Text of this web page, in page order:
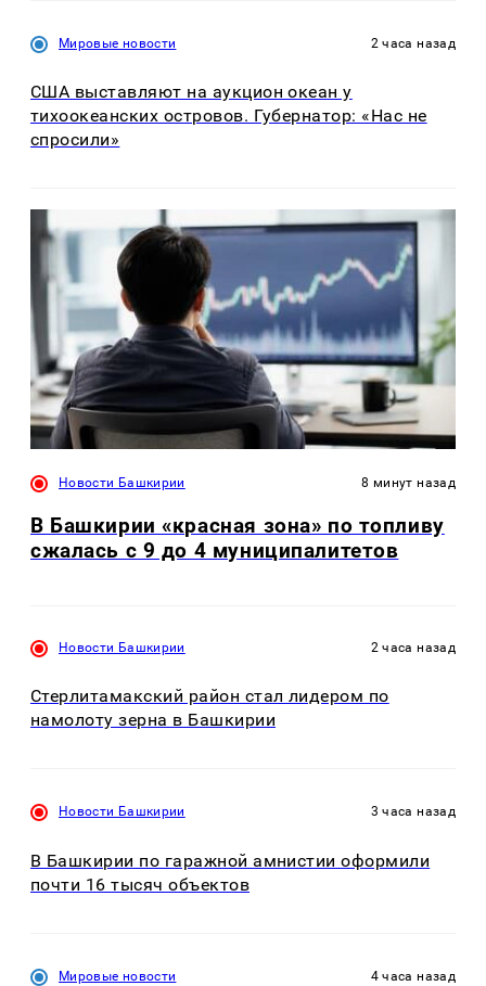
Мировые новости 2 часа назад
США выставляют на аукцион океан у
тихоокеанских островов. Губернатор: «Нас не
спросили»
Новости Башкирии 8 минут назад
В Башкирии «красная зона» по топливу
сжалась с 9 до 4 муниципалитетов
Новости Башкирии 2 часа назад
Стерлитамакский район стал лидером по
намолоту зерна в Башкирии
Новости Башкирии 3 часа назад
В Башкирии по гаражной амнистии оформили
почти 16 тысяч объектов
Мировые новости 4 часа назад